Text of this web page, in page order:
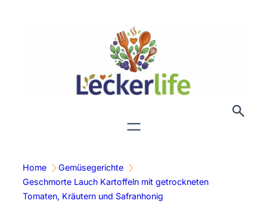
Home
Gemüsegerichte
Geschmorte Lauch Kartoffeln mit getrockneten
Tomaten, Kräutern und Safranhonig